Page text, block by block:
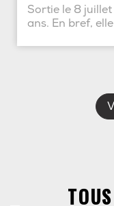
Sortie le 8
ans. En bref, elle